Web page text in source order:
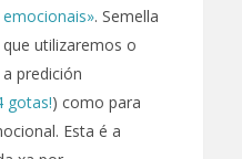
emocionais». Semella
que utilizaremos o
predición
gotas!) como para
Esta é a